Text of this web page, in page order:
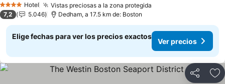
4 EstrellasHotel Vistas preciosas a la zona protegida
7,2 5.046 Dedham, a 17.5 km de: Boston
Elige fechas para ver los precios exactos
Ver precios
Compartir